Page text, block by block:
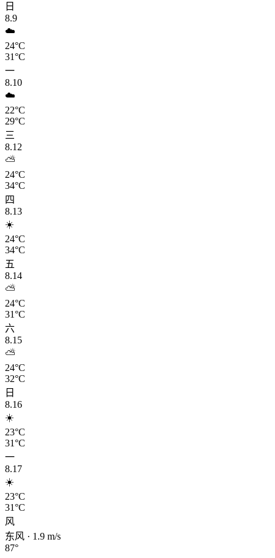
日
8.9
☁️
24°C
31°C
一
8.10
☁️
22°C
29°C
三
8.12
⛅
24°C
34°C
四
8.13
☀️
24°C
34°C
五
8.14
⛅
24°C
31°C
六
8.15
⛅
24°C
32°C
日
8.16
☀️
23°C
31°C
一
8.17
☀️
23°C
31°C
风
东风 · 1.9 m/s
87°